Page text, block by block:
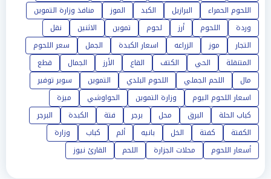
اللحوم الحمراء
البرازيل الكبد الموز
منافذ وزارة التموين
وردة
اللحوم أرز لحوم تموين الاثنين
نقل
التجار
موز الزراعه اسعار الكبدة الجمل
سعر اللحوم
المتنقلة
الحي الكتف القاع الأرز الجمال
قطع
مال
اللحم الجملي اللحوم البلدي التموين
سوبر توفير
اسعار اللحوم اليوم
وزارة التموين الحواوشي
ميزة
كباب الحلة
البرق محل برجر فتة الكبدة
البرجر
الكفتة
كفتة الخل بانيه ألم كباب
وزارة
أسعار اللحوم
محلات الجزارة اللحم القارئ نيوز